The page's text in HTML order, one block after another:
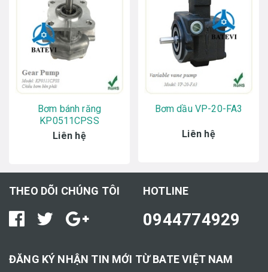
Bơm bánh răng
KP0511CPSS
Liên hệ
Bơm dầu VP-20-FA3
Liên hệ
THEO DÕI CHÚNG TÔI HOTLINE
0944774929
ĐĂNG KÝ NHẬN TIN MỚI TỪ BATE VIỆT NAM